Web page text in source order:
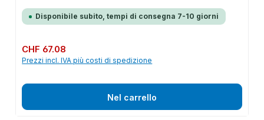
Disponibile subito, tempi di consegna 7-10 giorni
Prezzo normale:
CHF 67.08
Prezzi incl. IVA più costi di spedizione
Nel carrello